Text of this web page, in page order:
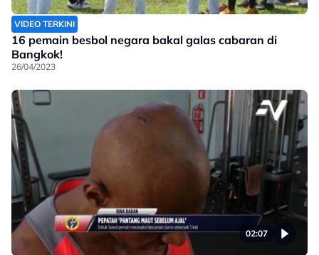
VIDEO TERKINI
16 pemain besbol negara bakal galas cabaran di
Bangkok!
26/04/2023
02:07